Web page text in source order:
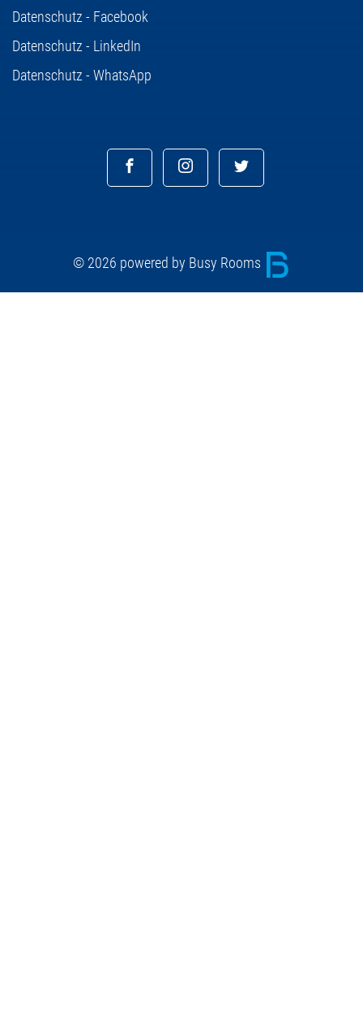
Datenschutz - Facebook
Datenschutz - LinkedIn
Datenschutz - WhatsApp
© 2026 powered by Busy Rooms